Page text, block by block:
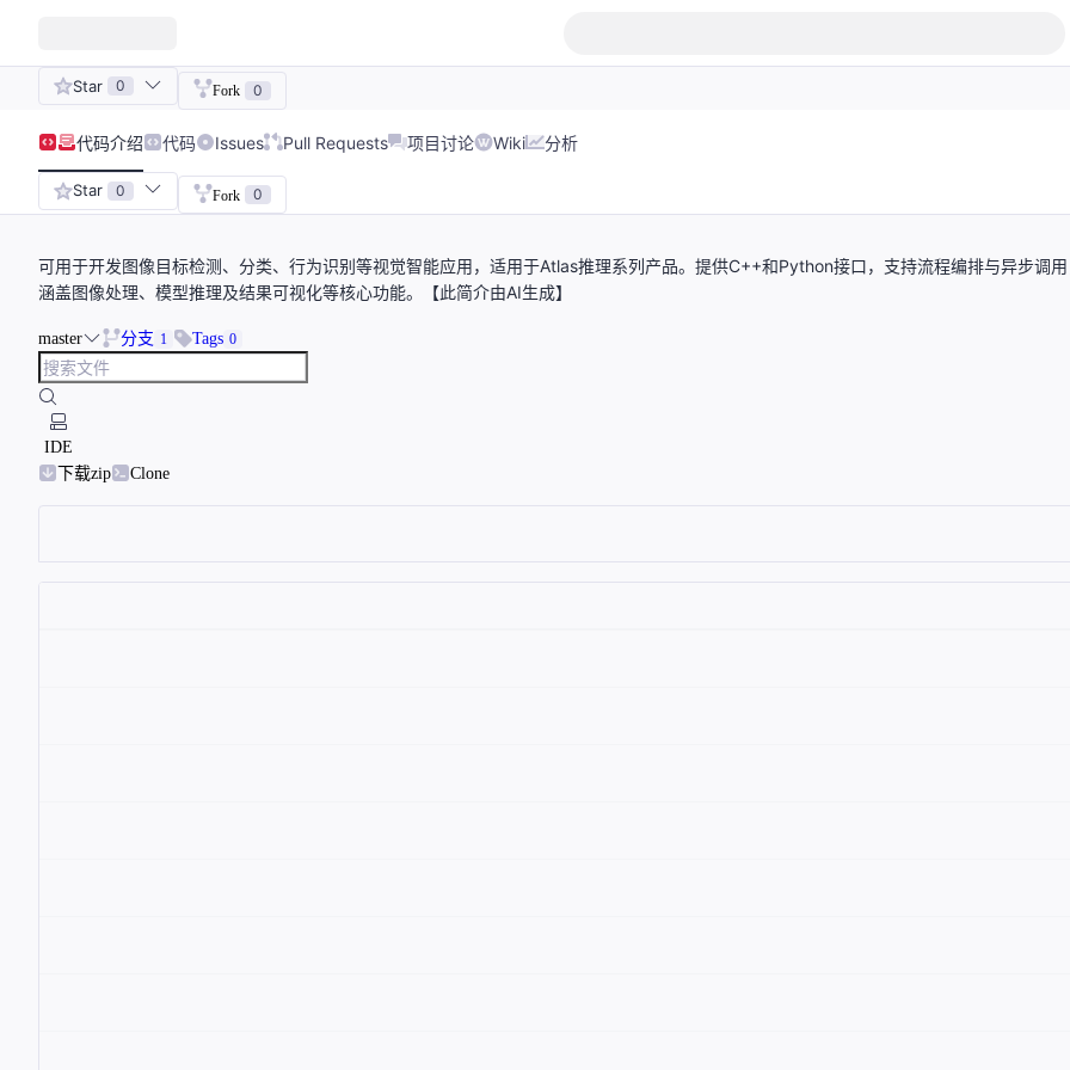
Star 0 Fork 0
代码介绍 代码 Issues Pull Requests 项目讨论 Wiki 分析
Star 0 Fork 0
可用于开发图像目标检测、分类、行为识别等视觉智能应用，适用于Atlas推理系列产品。提供C++和Python接口，支持流程编排与异步调
涵盖图像处理、模型推理及结果可视化等核心功能。【此简介由AI生成】
master 分支 1 Tags 0
IDE
下载zip
Clone